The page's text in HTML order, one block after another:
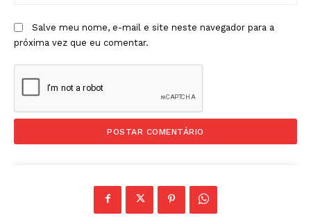
Salve meu nome, e-mail e site neste navegador para a
próxima vez que eu comentar.